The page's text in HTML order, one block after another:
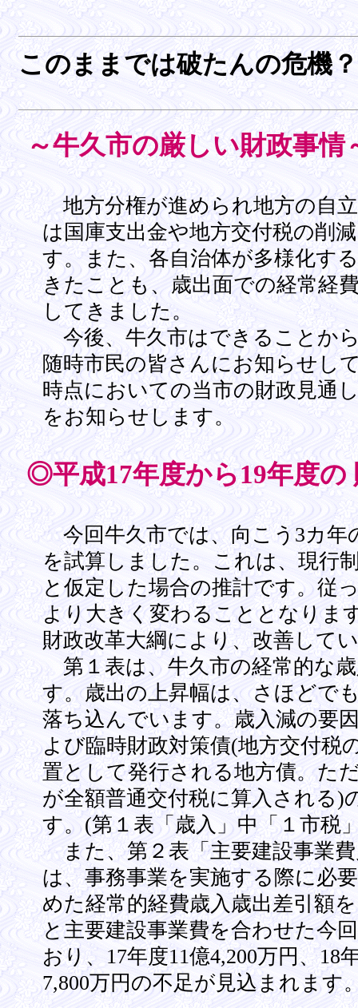
このままでは破たんの危機？
～牛久市の厳しい財政事情
地方分権が進められ地方の自
は国庫支出金や地方交付税の削
す。また、各自治体が多様化す
きたことも、歳出面での経常経
してきました。
今後、牛久市はできることか
随時市民の皆さんにお知らせし
時点においての当市の財政見通
をお知らせします。
◎平成17年度から19年度の
今回牛久市では、向こう3カ年
を試算しました。これは、現行
と仮定した場合の推計です。従
より大きく変わることとなりま
財政改革大綱により、改善して
第１表は、牛久市の経常的な
す。歳出の上昇幅は、さほどで
落ち込んでいます。歳入減の要
よび臨時財政対策債(地方交付税
置として発行される地方債。た
が全額普通交付税に算入される)
す。(第１表「歳入」中「１市税
また、第２表「主要建設事業費
は、事務事業を実施する際に必
めた経常的経費歳入歳出差引額
と主要建設事業費を合わせた今
おり、17年度11億4,200万円、18
7,800万円の不足が見込まれます